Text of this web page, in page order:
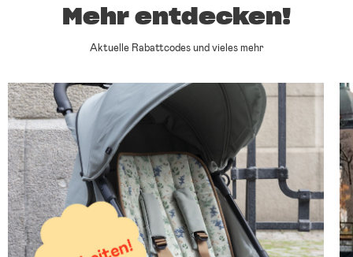
Mehr entdecken!
Aktuelle Rabattcodes und vieles mehr